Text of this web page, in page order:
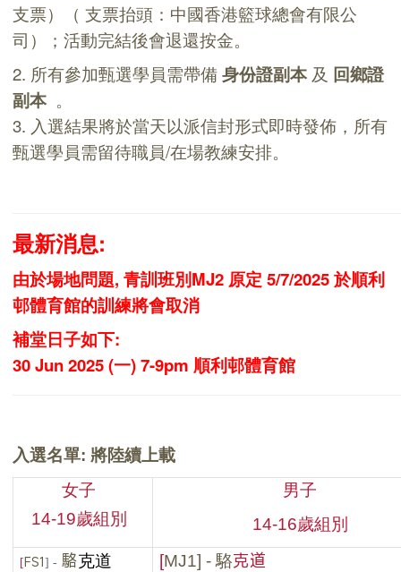
支票）（ 支票抬頭：中國香港籃球總會有限公
司）；活動完結後會退還按金。
2. 所有參加甄選學員需帶備身份證副本 及 回鄉證
副本 。
3. 入選結果將於當天以派信封形式即時發佈，所有
甄選學員需留待職員/在場教練安排。
最新消息:
由於場地問題, 青訓班別MJ2 原定 5/7/2025 於順利
邨體育館的訓練將會取消
補堂日子如下:
30 Jun 2025 (一) 7-9pm 順利邨體育館
入選名單: 將陸續上載
女子
14-19歲組別
男子
14-16歲組別
[FS1]- 駱克道 [MJ1] - 駱克道